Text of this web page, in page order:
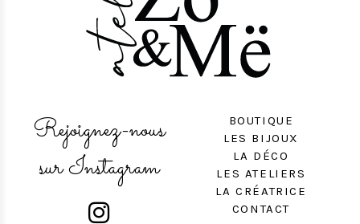
Rejoignez-nous
sur Instagram

BOUTIQUE
LES BIJOUX
LA DÉCO
LES ATELIERS
LA CRÉATRICE
CONTACT